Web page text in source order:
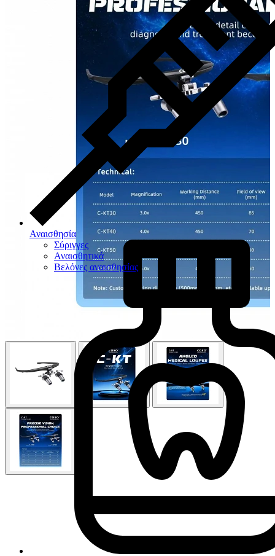
Αναισθησία
Σύριγγες
Αναισθητικά
Βελόνες αναισθησίας